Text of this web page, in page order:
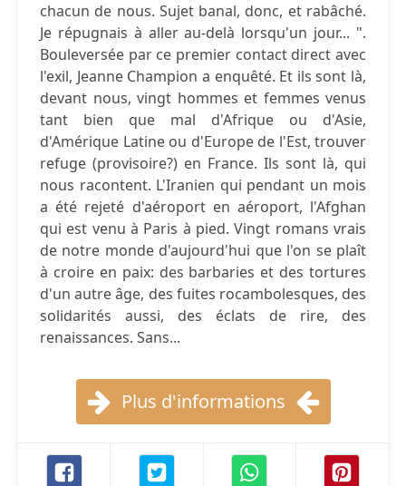
chacun de nous. Sujet banal, donc, et rabâché.
Je répugnais à aller au-delà lorsqu'un jour... ".
Bouleversée par ce premier contact direct avec
l'exil, Jeanne Champion a enquêté. Et ils sont là,
devant nous, vingt hommes et femmes venus
tant bien que mal d'Afrique ou d'Asie,
d'Amérique Latine ou d'Europe de l'Est, trouver
refuge (provisoire?) en France. Ils sont là, qui
nous racontent. L'Iranien qui pendant un mois
a été rejeté d'aéroport en aéroport, l'Afghan
qui est venu à Paris à pied. Vingt romans vrais
de notre monde d'aujourd'hui que l'on se plaît
à croire en paix: des barbaries et des tortures
d'un autre âge, des fuites rocambolesques, des
solidarités aussi, des éclats de rire, des
renaissances. Sans...
Plus d'informations